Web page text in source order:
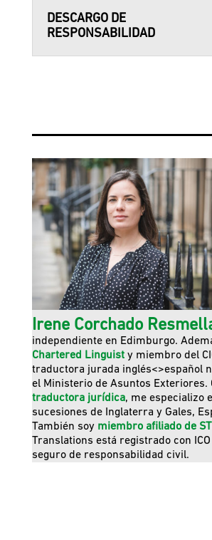
DESCARGO DE
RESPONSABILIDAD
Irene Corchado
independiente en Edimburgo.
Chartered Linguisty miembro del
traductora jurada inglés<>español
el Ministerio de Asuntos Exteriores.
traductora jurídica, me especializo
sucesiones de Inglaterra y Gales,
También soy miembro afiliado de
Translations está registrado con
seguro de responsabilidad civil.